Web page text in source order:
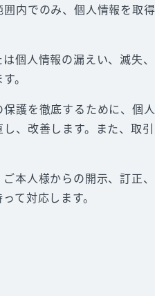
内でのみ、個人情報を取
個人情報の漏えい、滅失
。
護を徹底するために、個
、改善します。また、取
本人様からの開示、訂正
て対応します。